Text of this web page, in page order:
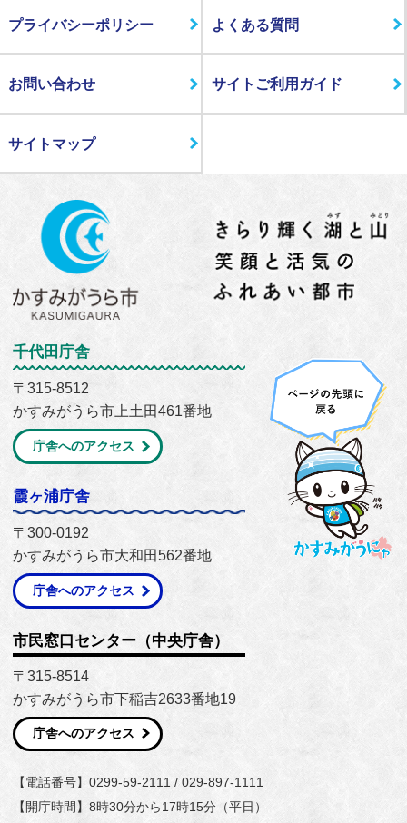
プライバシーポリシー よくある質問
お問い合わせ サイトご利用ガイド
サイトマップ
千代田庁舎
〒315-8512
かすみがうら市上土田461番地
庁舎へのアクセス
霞ヶ浦庁舎
〒300-0192
かすみがうら市大和田562番地
庁舎へのアクセス
市民窓口センター（中央庁舎）
〒315-8514
かすみがうら市下稲吉2633番地19
庁舎へのアクセス
【電話番号】0299-59-2111 / 029-897-1111
【開庁時間】8時30分から17時15分（平日）